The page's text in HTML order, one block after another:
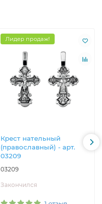
Лидер продаж!
Крест нательный
(православный) - арт.
03209
03209
Закончился